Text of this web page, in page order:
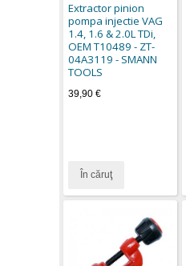
Extractor pinion
pompa injectie VAG
1.4, 1.6 & 2.0L TDi,
OEM T10489 - ZT-
04A3119 - SMANN
TOOLS
39,90 €
În căruţ